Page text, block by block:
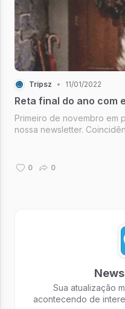
Tripsz • 11/01/2022
Reta final do ano
Primeiro de novembro em
nossa newsletter.
0 0
Sua atualização
acontecendo de